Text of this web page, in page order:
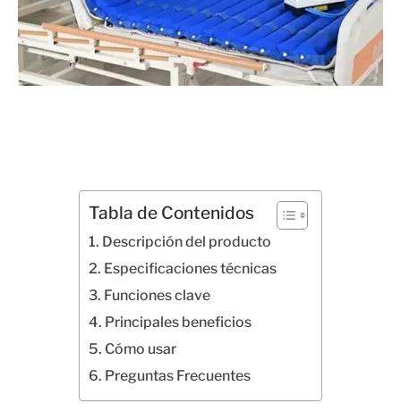
Tabla de Contenidos
Descripción del producto
Especificaciones técnicas
Funciones clave
Principales beneficios
Cómo usar
Preguntas Frecuentes